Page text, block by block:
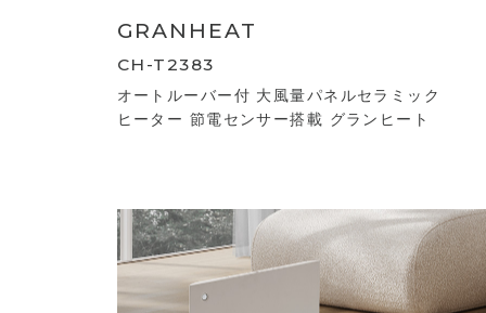
GRANHEAT
CH-T2383
オートルーバー付 大風量パネルセラミック
ヒーター 節電センサー搭載 グランヒート